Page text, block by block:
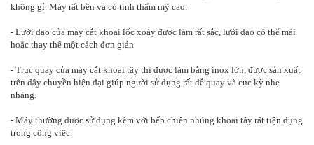
không gỉ. Máy rất bền và có tính thẩm mỹ cao.
- Lưỡi dao của máy cắt khoai lốc xoáy được làm rất sắc, lưỡi dao có thể mài
hoặc thay thế một cách đơn giản
- Trục quay của máy cắt khoai tây thì được làm bằng inox lớn, được sản xuất
trên dây chuyền hiện đại giúp người sử dụng rất dễ quay và cực kỳ nhẹ
nhàng.
- Máy thường được sử dụng kèm với bếp chiên nhúng khoai tây rất tiện dụng
trong công việc.